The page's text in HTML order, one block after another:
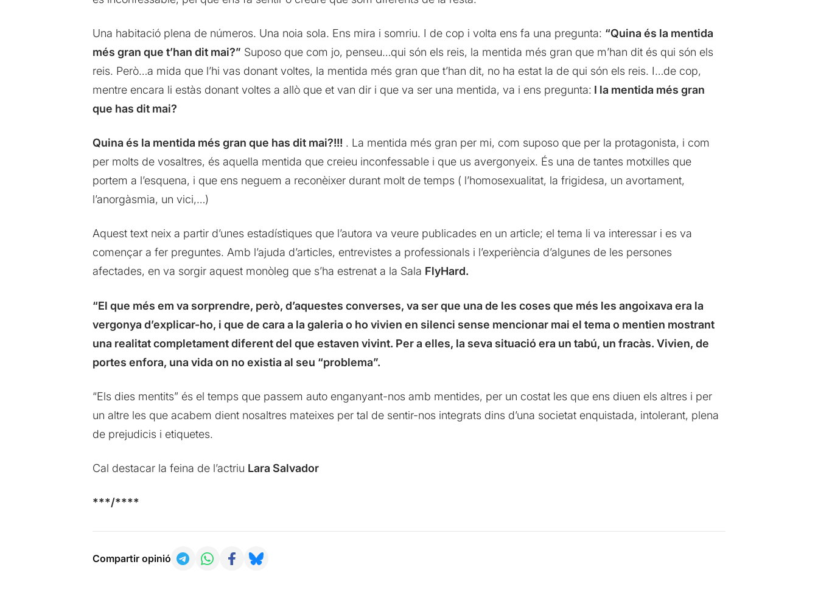
Una habitació plena de números. Una noia sola. Ens mira i somriu. I de cop i volta ens fa una pregunta: “Quina és la mentida
més gran que t’han dit mai?” Suposo que com jo, penseu…qui són els reis, la mentida més gran que m’han dit és qui són els
reis. Però…a mida que l’hi vas donant voltes, la mentida més gran que t’han dit, no ha estat la de qui són els reis. I…de cop,
mentre encara li estàs donant voltes a allò que et van dir i que va ser una mentida, va i ens pregunta: I la mentida més gran
que has dit mai?
Quina és la mentida més gran que has dit mai?!!! . La mentida més gran per mi, com suposo que per la protagonista, i com
per molts de vosaltres, és aquella mentida que creieu inconfessable i que us avergonyeix. És una de tantes motxilles que
portem a l’esquena, i que ens neguem a reconèixer durant molt de temps ( l’homosexualitat, la frigidesa, un avortament,
l’anorgàsmia, un vici,…)
Aquest text neix a partir d’unes estadístiques que l’autora va veure publicades en un article; el tema li va interessar i es va
començar a fer preguntes. Amb l’ajuda d’articles, entrevistes a professionals i l’experiència d’algunes de les persones
afectades, en va sorgir aquest monòleg que s’ha estrenat a la Sala FlyHard.
“El que més em va sorprendre, però, d’aquestes converses, va ser que una de les coses que més les angoixava era la
vergonya d’explicar-ho, i que de cara a la galeria o ho vivien en silenci sense mencionar mai el tema o mentien mostrant
una realitat completament diferent del que estaven vivint. Per a elles, la seva situació era un tabú, un fracàs. Vivien, de
portes enfora, una vida on no existia al seu “problema”.
“Els dies mentits” és el temps que passem auto enganyant-nos amb mentides, per un costat les que ens diuen els altres i per
un altre les que acabem dient nosaltres mateixes per tal de sentir-nos integrats dins d’una societat enquistada, intolerant, plena
de prejudicis i etiquetes.
Cal destacar la feina de l’actriu Lara Salvador
***/****
Compartir opinió